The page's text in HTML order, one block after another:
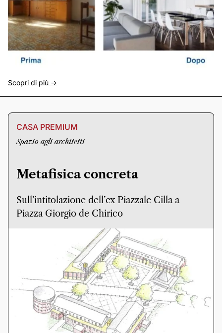
Scopri di più ->
CASA PREMIUM
Spazio agli architetti
Metafisica concreta
Sull’intitolazione dell’ex Piazzale Cilla a
Piazza Giorgio de Chirico